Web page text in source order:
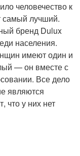
человечество к
самый лучший.
бренд Dulux
населения.
имеют один и
— он вместе с
Все дело
являются
что у них нет